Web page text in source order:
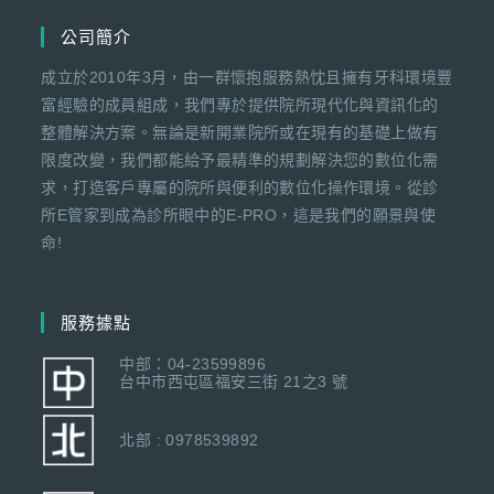
公司簡介
成立於2010年3月，由一群懷抱服務熱忱且擁有牙科環境豐
富經驗的成員組成，我們專於提供院所現代化與資訊化的
整體解決方案。無論是新開業院所或在現有的基礎上做有
限度改變，我們都能給予最精準的規劃解決您的數位化需
求，打造客戶專屬的院所與便利的數位化操作環境。從診
所E管家到成為診所眼中的E-PRO，這是我們的願景與使
命!
服務據點
中部：04-23599896
台中市西屯區福安三街 21之3 號
北部 : 0978539892